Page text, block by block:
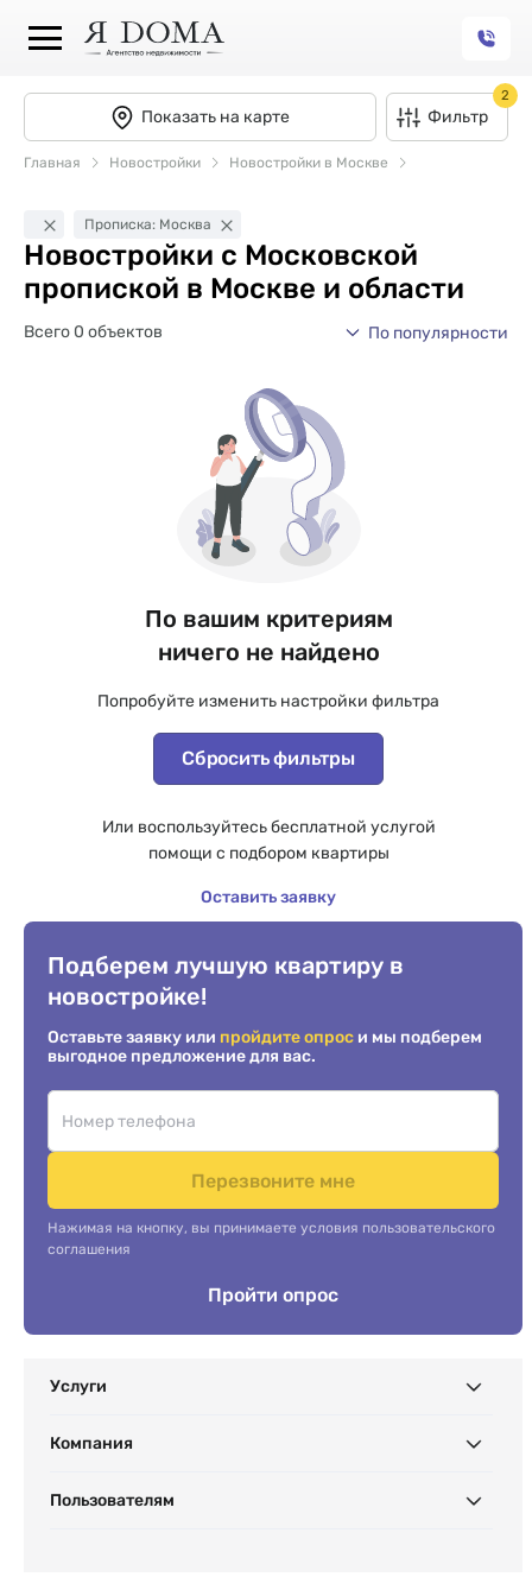
Показать на карте Фильтр
2
Главная Новостройки Новостройки в Москве
Прописка: Москва
Новостройки с Московской
пропиской в Москве и области
Всего 0 объектов По популярности
По вашим критериям
ничего не найдено
Попробуйте изменить настройки фильтра
Сбросить фильтры
Или воспользуйтесь бесплатной услугой
помощи с подбором квартиры
Оставить заявку
Подберем лучшую квартиру в
новостройке!
Оставьте заявку или пройдите опрос и мы подберем
выгодное предложение для вас.
Перезвоните мне
Нажимая на кнопку, вы принимаете условия пользовательского
соглашения
Пройти опрос
Услуги
Компания
Пользователям